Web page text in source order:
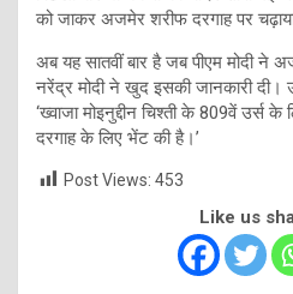
को जाकर अजमेर शरीफ दरगाह पर
अब यह सातवीं बार है जब पीएम मोदी ने
नरेंद्र मोदी ने खुद इसकी जानकारी दी।
‘ख्वाजा मोइनुद्दीन चिश्ती के 809वें
दरगाह के लिए भेंट की है।’
Post Views: 453
Like us